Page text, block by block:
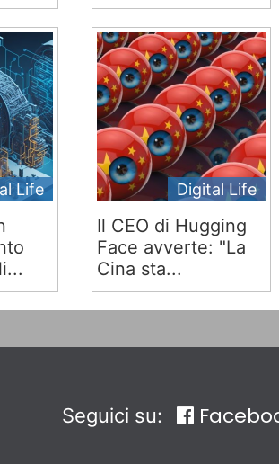
Life Digital Life
Il CEO di Hugging
Face avverte: "La
Cina sta...
Seguici su: